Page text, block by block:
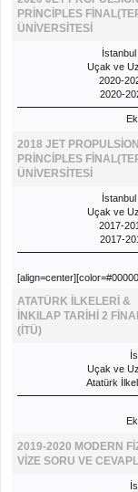
PRİNCİPLES
ÜNİVERSİTESİ
Uçak ve
2020-
2020-
2018 JET PROPULSİON
PRİNCİPLES
ÜNİVERSİTESİ
Uçak ve
2017-
2017-
ATATÜRK İLKELERİ &
İNKILAP TARİHİ 2
(İTÜ)
Uçak ve
Atatürk
2019-2020 MODERN
VİZE SORU VE